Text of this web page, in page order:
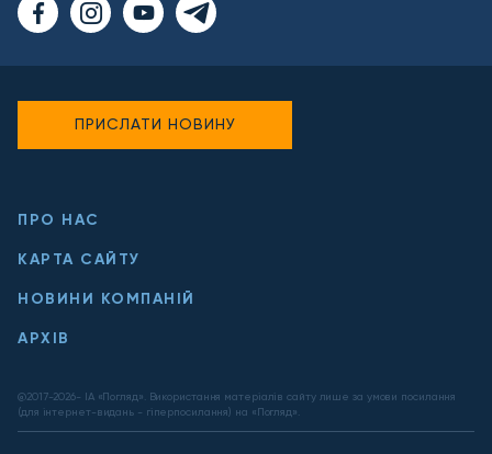
ПРО НАС
КАРТА САЙТУ
НОВИНИ КОМПАНІЙ
АРХІВ
@2017-2026- ІА «Погляд». Використання матеріалів сайту лише за умови посилання
(для інтернет-видань - гіперпосилання) на «Погляд».
ПРИСЛАТИ НОВИНУ